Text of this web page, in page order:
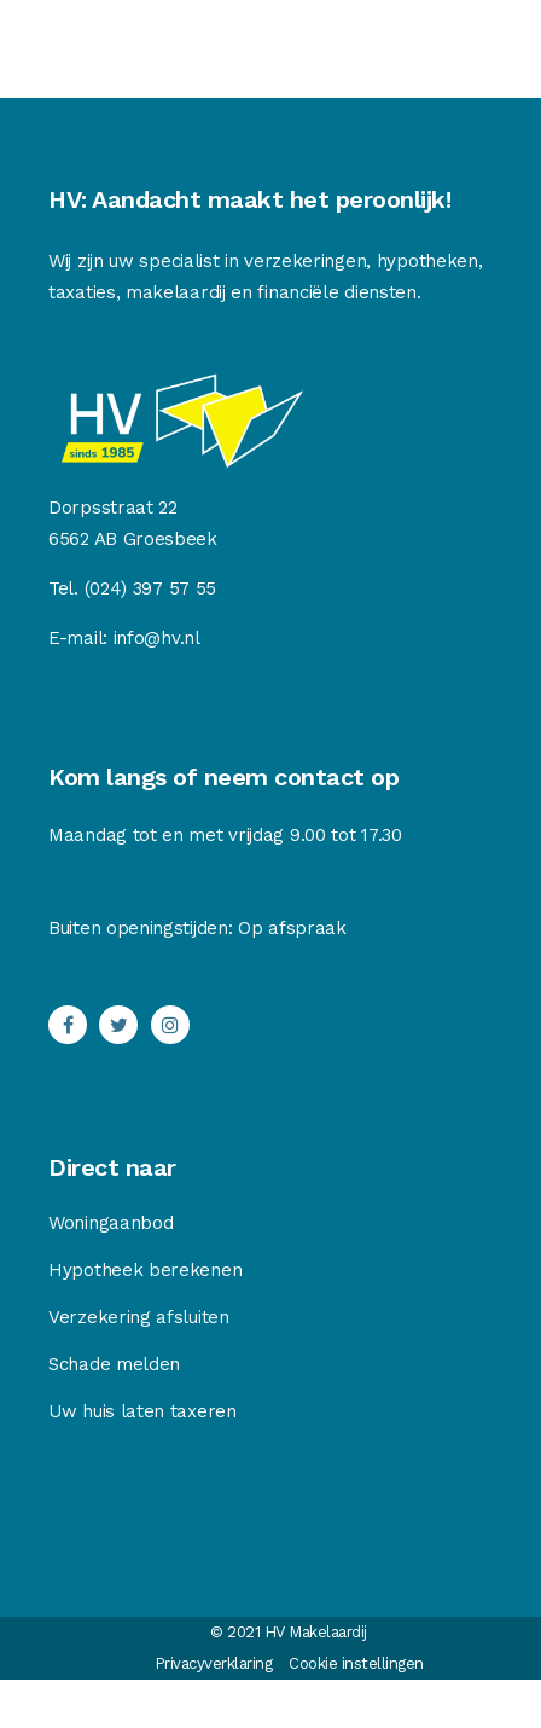
HV: Aandacht maakt het peroonlijk!
Wij zijn uw specialist in verzekeringen, hypotheken,
taxaties, makelaardij en financiële diensten.
Dorpsstraat 22
6562 AB Groesbeek
Tel. (024) 397 57 55
E-mail: info@hv.nl
Kom langs of neem contact op
Maandag tot en met vrijdag 9.00 tot 17.30
Buiten openingstijden: Op afspraak
Direct naar
Woningaanbod
Hypotheek berekenen
Verzekering afsluiten
Schade melden
Uw huis laten taxeren
© 2021 HV Makelaardij
Privacyverklaring
Cookie instellingen